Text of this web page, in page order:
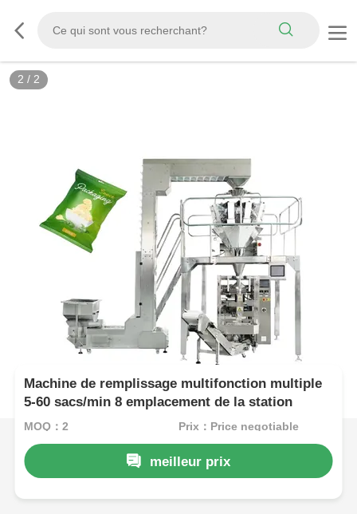
2 / 2
Machine de remplissage multifonction multiple
5-60 sacs/min 8 emplacement de la station
MOQ：2 Prix：Price negotiable
meilleur prix